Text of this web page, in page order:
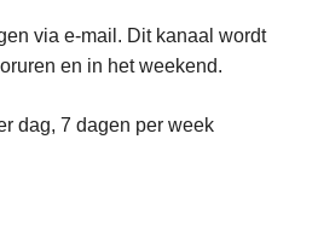
via e-mail. Dit kanaal wordt
en in het weekend.
dag, 7 dagen per week